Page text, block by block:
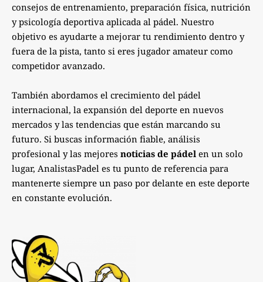
consejos de entrenamiento, preparación física, nutrición
y psicología deportiva aplicada al pádel. Nuestro
objetivo es ayudarte a mejorar tu rendimiento dentro y
fuera de la pista, tanto si eres jugador amateur como
competidor avanzado.
También abordamos el crecimiento del pádel
internacional, la expansión del deporte en nuevos
mercados y las tendencias que están marcando su
futuro. Si buscas información fiable, análisis
profesional y las mejores noticias de pádel en un solo
lugar, AnalistasPadel es tu punto de referencia para
mantenerte siempre un paso por delante en este deporte
en constante evolución.